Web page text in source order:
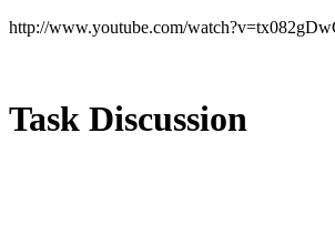
http://www.youtube.com/
Task Discussion